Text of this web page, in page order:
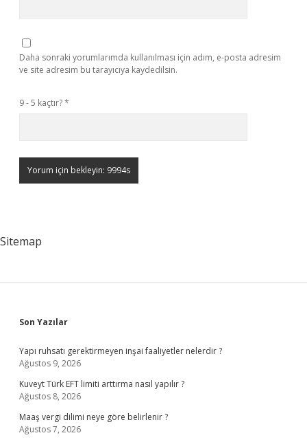
Daha sonraki yorumlarımda kullanılması için adım, e-posta adresim
ve site adresim bu tarayıcıya kaydedilsin.
9 - 5 kaçtır?*
Sitemap
Sidebar
Son Yazılar
Yapı ruhsatı gerektirmeyen inşai faaliyetler nelerdir ?
Ağustos 9, 2026
Kuveyt Türk EFT limiti arttırma nasıl yapılır ?
Ağustos 8, 2026
Maaş vergi dilimi neye göre belirlenir ?
Ağustos 7, 2026